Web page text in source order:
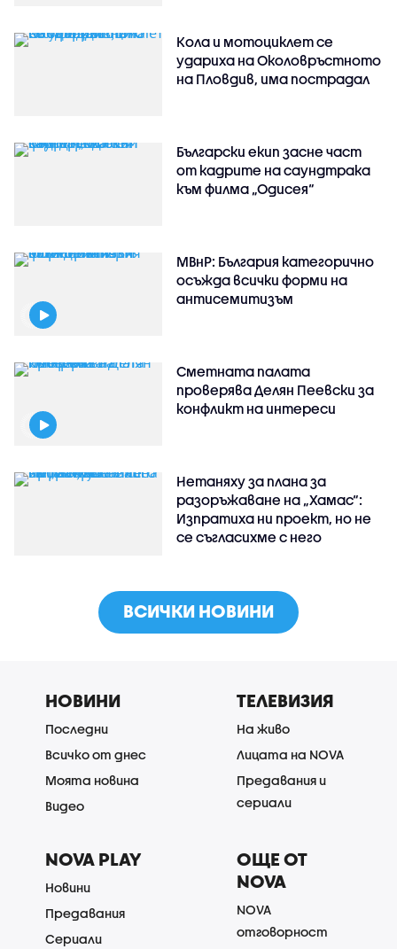
Кола и мотоциклет се
удариха на Околовръстното
на Пловдив, има пострадал
Български екип засне част
от кадрите на саундтрака
към филма „Одисея“
МВнР: България категорично
осъжда всички форми на
антисемитизъм
Сметната палата
проверява Делян Пеевски за
конфликт на интереси
Нетаняху за плана за
разоръжаване на „Хамас“:
Изпратиха ни проект, но не
се съгласихме с него
ВСИЧКИ НОВИНИ
НОВИНИ
Последни
Всичко от днес
Моята новина
Видео
ТЕЛЕВИЗИЯ
На живо
Лицата на NOVA
Предавания и
сериали
NOVA PLAY
Новини
Предавания
Сериали
ОЩЕ ОТ
NOVA
NOVA
отговорност